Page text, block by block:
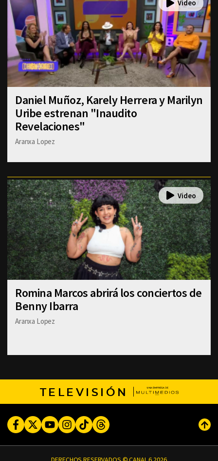
Daniel Muñoz, Karely Herrera y Marilyn
Uribe estrenan "Inaudito
Revelaciones"
Aranxa Lopez
Romina Marcos abrirá los conciertos de
Benny Ibarra
Aranxa Lopez
TELEVISIÓN
FacebookTwitterYoutubeInstagram
TikTokThreads